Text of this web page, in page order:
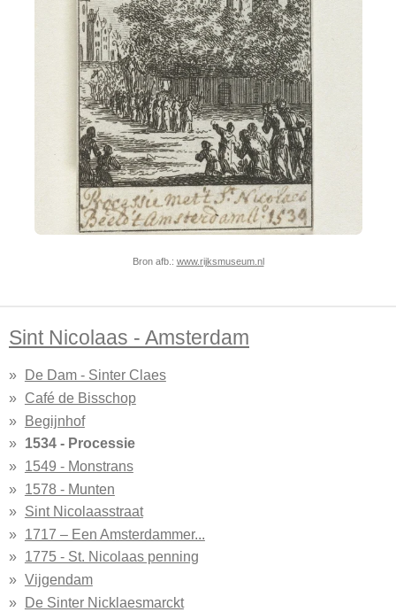
Bron afb.: www.rijksmuseum.nl
Sint Nicolaas - Amsterdam
De Dam - Sinter Claes
Café de Bisschop
Begijnhof
1534 - Processie
1549 - Monstrans
1578 - Munten
Sint Nicolaasstraat
1717 – Een Amsterdammer...
1775 - St. Nicolaas penning
Vijgendam
De Sinter Nicklaesmarckt